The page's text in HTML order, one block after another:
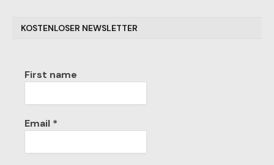
KOSTENLOSER NEWSLETTER
First name
Email *